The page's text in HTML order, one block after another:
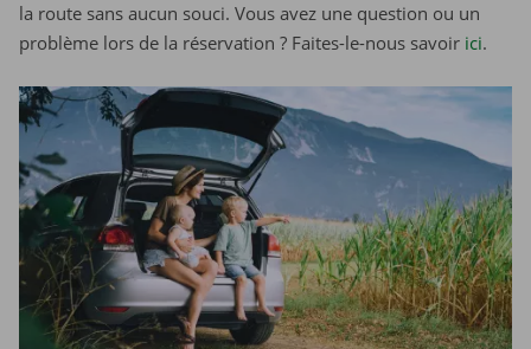
la route sans aucun souci. Vous avez une question ou un
problème lors de la réservation ? Faites-le-nous savoir ici.